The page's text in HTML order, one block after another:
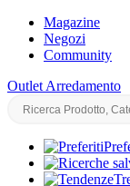
Magazine
Negozi
Community
Outlet Arredamento